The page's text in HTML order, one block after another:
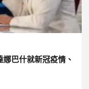
巴什就新冠疫情、